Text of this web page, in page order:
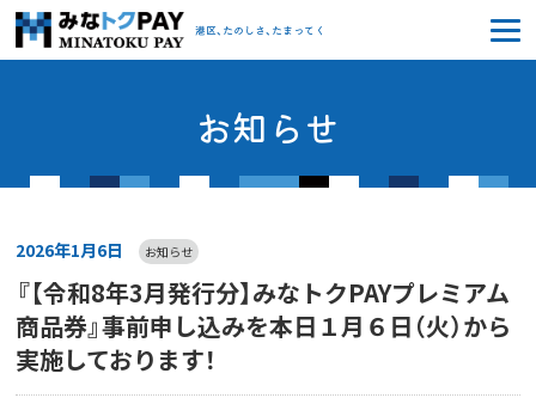
みなトクPAY
港区、たのしさ、たまってく
お知らせ
2026年1月6日 お知らせ
『【令和8年3月発行分】みなトクPAYプレミアム
商品券』事前申し込みを本日１月６日（火）から
実施しております！